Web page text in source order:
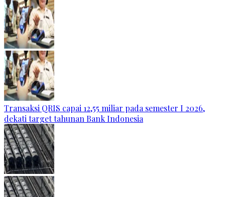
Transaksi QRIS capai 12,55 miliar pada semester I 2026,
dekati target tahunan Bank Indonesia